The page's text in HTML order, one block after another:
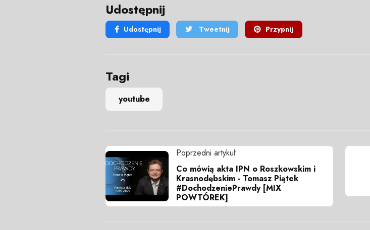
Udostępnij
Udostępnij Tweetnij Przypnij
Tagi
youtube
Poprzedni artykuł
Co mówią akta IPN o Roszkowskim i
Krasnodębskim - Tomasz Piątek
#DochodzeniePrawdy [MIX
POWTÓREK]